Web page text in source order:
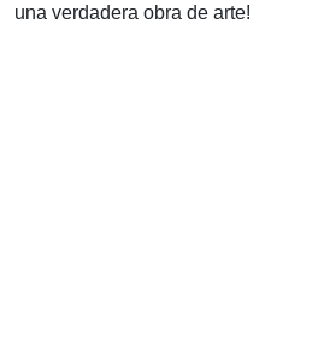
una verdadera obra de arte!